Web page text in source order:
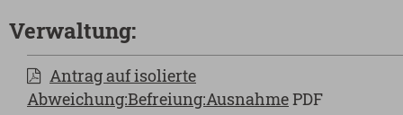
Verwaltung:
Antrag auf isolierte
Abweichung:Befreiung:AusnahmePDF